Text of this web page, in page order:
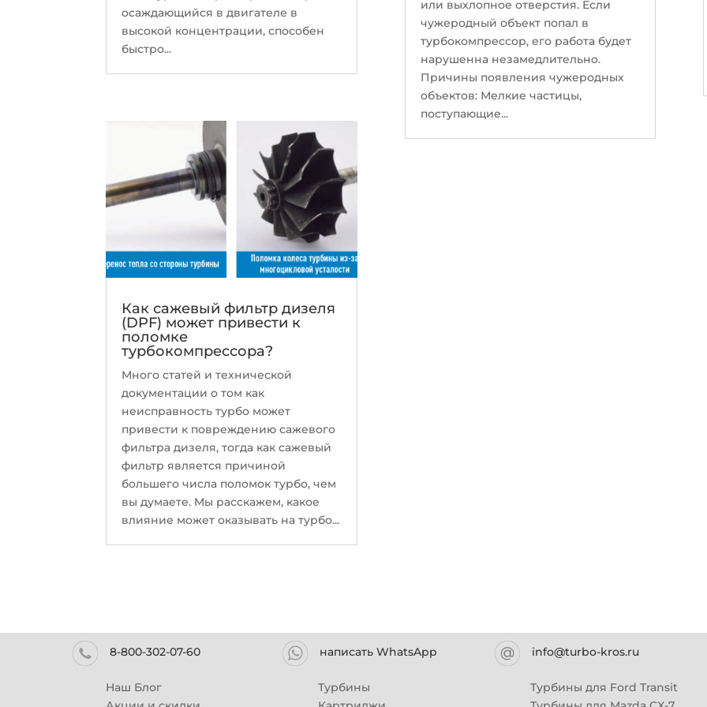
осаждающийся в двигателе в
высокой концентрации, способен
быстро...
Как сажевый фильтр дизеля
(DPF) может привести к
поломке
турбокомпрессора?
Много статей и технической
документации о том как
неисправность турбо может
привести к повреждению сажевого
фильтра дизеля, тогда как сажевый
фильтр является причиной
большего числа поломок турбо, чем
вы думаете. Мы расскажем, какое
влияние может оказывать на турбо...
или выхлопное отверстия. Если
чужеродный объект попал в
турбокомпрессор, его работа будет
нарушенна незамедлительно.
Причины появления чужеродных
объектов: Мелкие частицы,
поступающие...
8-800-302-07-60 написать WhatsApp info@turbo-kros.ru
Наш Блог
Турбины
Турбины для Ford Transit